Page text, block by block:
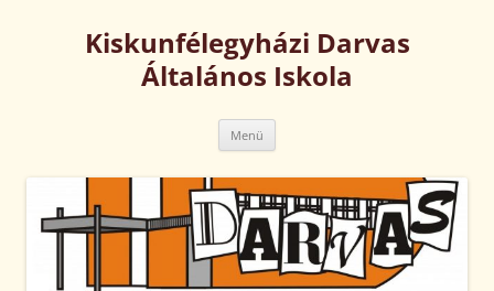
tartalombaKiskunfélegyházi Darvas
Általános Iskola
Menü